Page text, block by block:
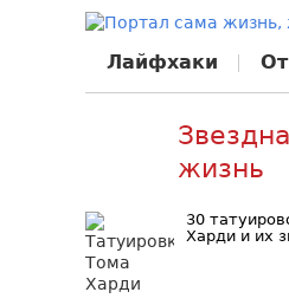
Лайфхаки
жизнь
30
Харди и их